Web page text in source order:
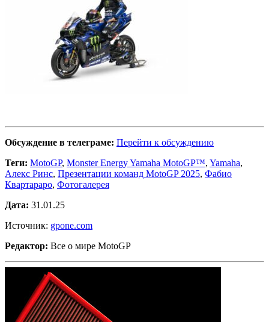
Обсуждение в телеграме: Перейти к обсуждению
Теги: MotoGP, Monster Energy Yamaha MotoGP™, Yamaha,
Алекс Ринс, Презентации команд MotoGP 2025, Фабио
Квартараро, Фотогалерея
Дата: 31.01.25
Источник: gpone.com
Редактор: Все о мире MotoGP